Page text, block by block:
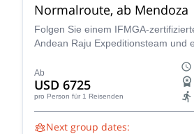
Normalroute, ab Mendoza
Folgen Sie einem IFMGA-
Andean Raju Expeditionsteam und
Aconcagua ab Mendoza.
Ab
USD 6725
pro Person für 1 Reisenden
Next group dates: